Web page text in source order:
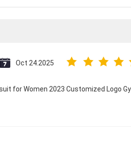
Oct 24.2025
for Women 2023 Customized Logo